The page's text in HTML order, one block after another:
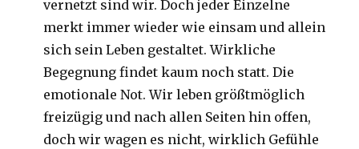
vernetzt sind wir. Doch jeder Einzelne
merkt immer wieder wie einsam und allein
sich sein Leben gestaltet. Wirkliche
Begegnung findet kaum noch statt. Die
emotionale Not. Wir leben größtmöglich
freizügig und nach allen Seiten hin offen,
doch wir wagen es nicht, wirklich Gefühle